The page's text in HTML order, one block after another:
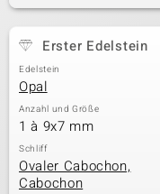
Erster Edelstein
Edelstein
Opal
Anzahl und Größe
1 à 9x7 mm
Schliff
Ovaler Cabochon,
Cabochon